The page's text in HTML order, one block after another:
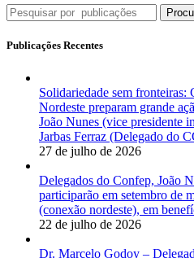
Publicações Recentes
Solidariedade sem
Nordeste preparam grande
João Nunes (vice presidente
Jarbas Ferraz (Delegado do
27 de julho de 2026
Delegados do Confep, João
participarão em setembro de
(conexão nordeste), em
22 de julho de 2026
Dr. Marcelo Godoy –